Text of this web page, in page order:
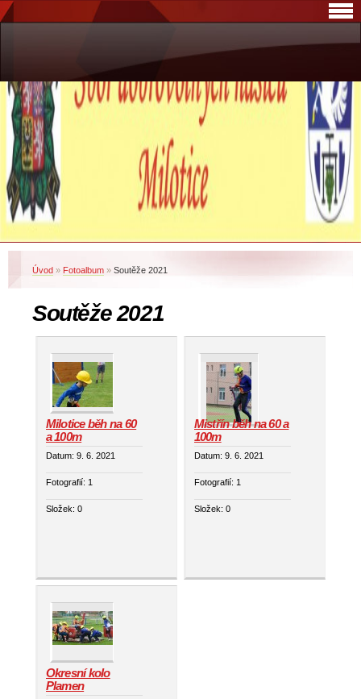
Úvod » Fotoalbum » Soutěže 2021
Soutěže 2021
Milotice běh na 60
a 100m
Datum: 9. 6. 2021
Fotografií: 1
Složek: 0
Mistřín běh na 60 a
100m
Datum: 9. 6. 2021
Fotografií: 1
Složek: 0
Okresní kolo
Plamen